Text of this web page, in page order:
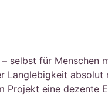
selbst für Menschen
Langlebigkeit
Projekt eine dezente